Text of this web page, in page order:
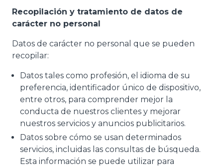
Recopilación y tratamiento de datos de
carácter no personal
Datos de carácter no personal que se pueden
recopilar:
Datos tales como profesión, el idioma de su
preferencia, identificador único de dispositivo,
entre otros, para comprender mejor la
conducta de nuestros clientes y mejorar
nuestros servicios y anuncios publicitarios.
Datos sobre cómo se usan determinados
servicios, incluidas las consultas de búsqueda.
Esta información se puede utilizar para